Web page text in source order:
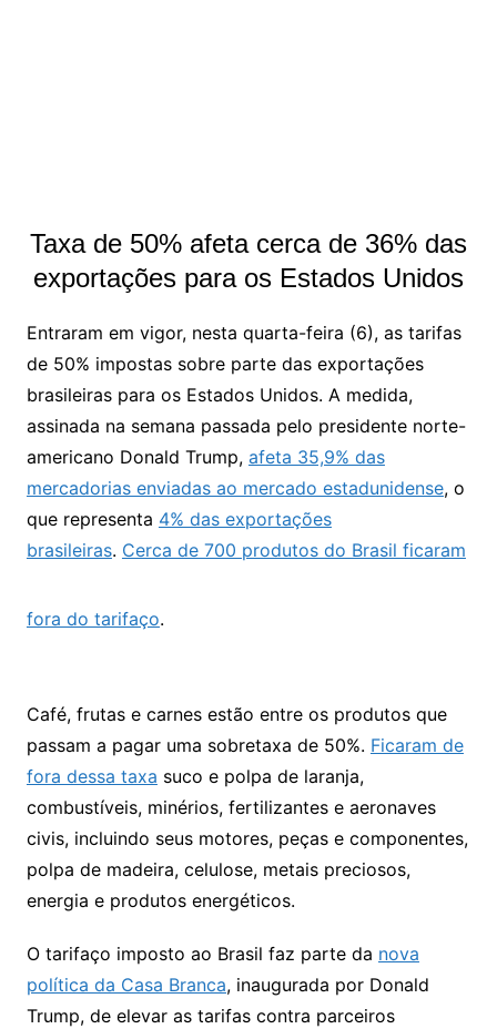
Taxa de 50% afeta cerca de 36% das
exportações para os Estados Unidos
Entraram em vigor, nesta quarta-feira (6), as tarifas
de 50% impostas sobre parte das exportações
brasileiras para os Estados Unidos. A medida,
assinada na semana passada pelo presidente norte-
americano Donald Trump, afeta 35,9% das
mercadorias enviadas ao mercado estadunidense, o
que representa 4% das exportações
brasileiras. Cerca de 700 produtos do Brasil ficaram
fora do tarifaço.
Café, frutas e carnes estão entre os produtos que
passam a pagar uma sobretaxa de 50%. Ficaram de
fora dessa taxa suco e polpa de laranja,
combustíveis, minérios, fertilizantes e aeronaves
civis, incluindo seus motores, peças e componentes,
polpa de madeira, celulose, metais preciosos,
energia e produtos energéticos.
O tarifaço imposto ao Brasil faz parte da nova
política da Casa Branca, inaugurada por Donald
Trump, de elevar as tarifas contra parceiros